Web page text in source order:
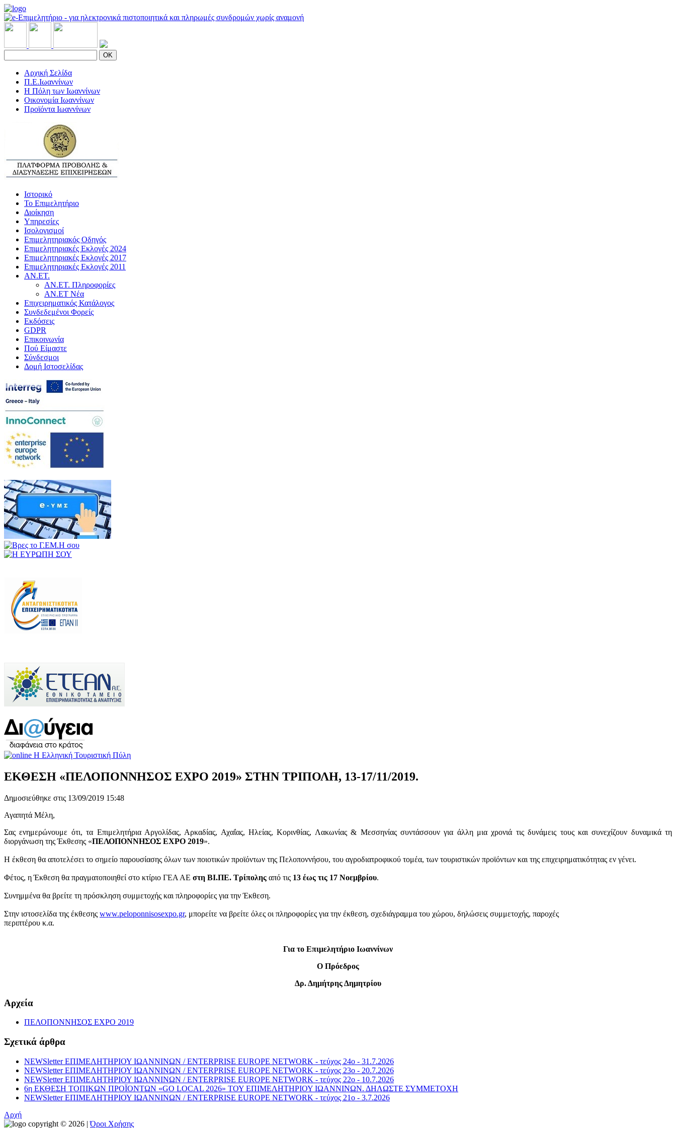
OK
Αρχική Σελίδα
Π.Ε.Ιωαννίνων
Η Πόλη των Ιωαννίνων
Οικονομία Ιωαννίνων
Προϊόντα Ιωαννίνων
Ιστορικό
Το Επιμελητήριο
Διοίκηση
Υπηρεσίες
Ισολογισμοί
Επιμελητηριακός Οδηγός
Επιμελητηριακές Εκλογές 2024
Επιμελητηριακές Εκλογές 2017
Επιμελητηριακές Εκλογές 2011
ΑΝ.ΕΤ.
ΑΝ.ΕΤ. Πληροφορίες
ΑΝ.ΕΤ Νέα
Επιχειρηματικός Κατάλογος
Συνδεδεμένοι Φορείς
Εκδόσεις
GDPR
Επικοινωνία
Πού Είμαστε
Σύνδεσμοι
Δομή Ιστοσελίδας
ΕΚΘΕΣΗ «ΠΕΛΟΠΟΝΝΗΣΟΣ EXPO 2019» ΣΤΗΝ ΤΡΙΠΟΛΗ, 13-17/11/2019.
Δημοσιεύθηκε στις 13/09/2019 15:48
Αγαπητά Μέλη,
Σας ενημερώνουμε ότι, τα Επιμελητήρια Αργολίδας, Αρκαδίας, Αχαΐας, Ηλείας, Κορινθίας, Λακωνίας & Μεσσηνίας συντάσσουν για άλλη μια χρονιά τις δυνάμεις τους και συνεχίζουν δυναμικά τη
διοργάνωση της Έκθεσης «ΠΕΛΟΠΟΝΝΗΣΟΣ EXPO 2019».
Η έκθεση θα αποτελέσει το σημείο παρουσίασης όλων των ποιοτικών προϊόντων της Πελοποννήσου, του αγροδιατροφικού τομέα, των τουριστικών προϊόντων και της επιχειρηματικότητας εν γένει.
Φέτος, η Έκθεση θα πραγματοποιηθεί στο κτίριο ΓΕΑ ΑΕ στη ΒΙ.ΠΕ. Τρίπολης από τις 13 έως τις 17 Νοεμβρίου.
Συνημμένα θα βρείτε τη πρόσκληση συμμετοχής και πληροφορίες για την Έκθεση.
Στην ιστοσελίδα της έκθεσης www.peloponnisosexpo.gr, μπορείτε να βρείτε όλες οι πληροφορίες για την έκθεση, σχεδιάγραμμα του χώρου, δηλώσεις συμμετοχής, παροχές
περιπτέρου κ.α.
Για το Επιμελητήριο Ιωαννίνων
Ο Πρόεδρος
Δρ. Δημήτρης Δημητρίου
Αρχεία
ΠΕΛΟΠΟΝΝΗΣΟΣ EXPO 2019
Σχετικά άρθρα
NEWSletter ΕΠΙΜΕΛΗΤΗΡΙΟΥ ΙΩΑΝΝΙΝΩΝ / ENTERPRISE EUROPE NETWORK - τεύχος 24o - 31.7.2026
NEWSletter ΕΠΙΜΕΛΗΤΗΡΙΟΥ ΙΩΑΝΝΙΝΩΝ / ENTERPRISE EUROPE NETWORK - τεύχος 23o - 20.7.2026
NEWSletter ΕΠΙΜΕΛΗΤΗΡΙΟΥ ΙΩΑΝΝΙΝΩΝ / ENTERPRISE EUROPE NETWORK - τεύχος 22o - 10.7.2026
6η ΕΚΘΕΣΗ ΤΟΠΙΚΩΝ ΠΡΟΪΟΝΤΩΝ «GO LOCAL 2026» ΤΟΥ ΕΠΙΜΕΛΗΤΗΡΙΟΥ ΙΩΑΝΝΙΝΩΝ. ΔΗΛΩΣΤΕ ΣΥΜΜΕΤΟΧΗ
NEWSletter ΕΠΙΜΕΛΗΤΗΡΙΟΥ ΙΩΑΝΝΙΝΩΝ / ENTERPRISE EUROPE NETWORK - τεύχος 21o - 3.7.2026
Αρχή
copyright © 2026 |Όροι Χρήσης